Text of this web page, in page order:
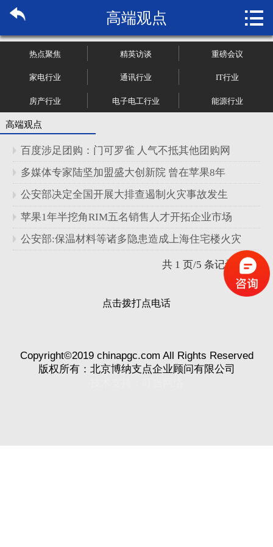
关于博纳
管理咨询
大数据
新闻资讯
加入我们
高端观点 
热点聚焦 精英访谈 重磅会议
家电行业 通讯行业 IT行业
房产行业 电子电工行业 能源行业
高端观点
百度涉足团购：门可罗雀 人气不抵其他团购网
多媒体专家陆坚加盟盛大创新院 曾在苹果8年
公安部决定全国开展大排查遏制火灾事故发生
苹果1年半挖角RIM五名销售人才开拓企业市场
公安部:保温材料等诸多隐患造成上海住宅楼火灾
共 1 页/5 条记录
点击拨打点电话
Copyright©2019 chinapgc.com All Rights Reserved
版权所有：北京博纳支点企业顾问有限公司